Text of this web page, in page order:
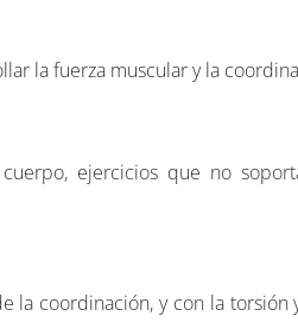
la fuerza muscular y la
ejercicios que no
la coordinación, y con la torsión